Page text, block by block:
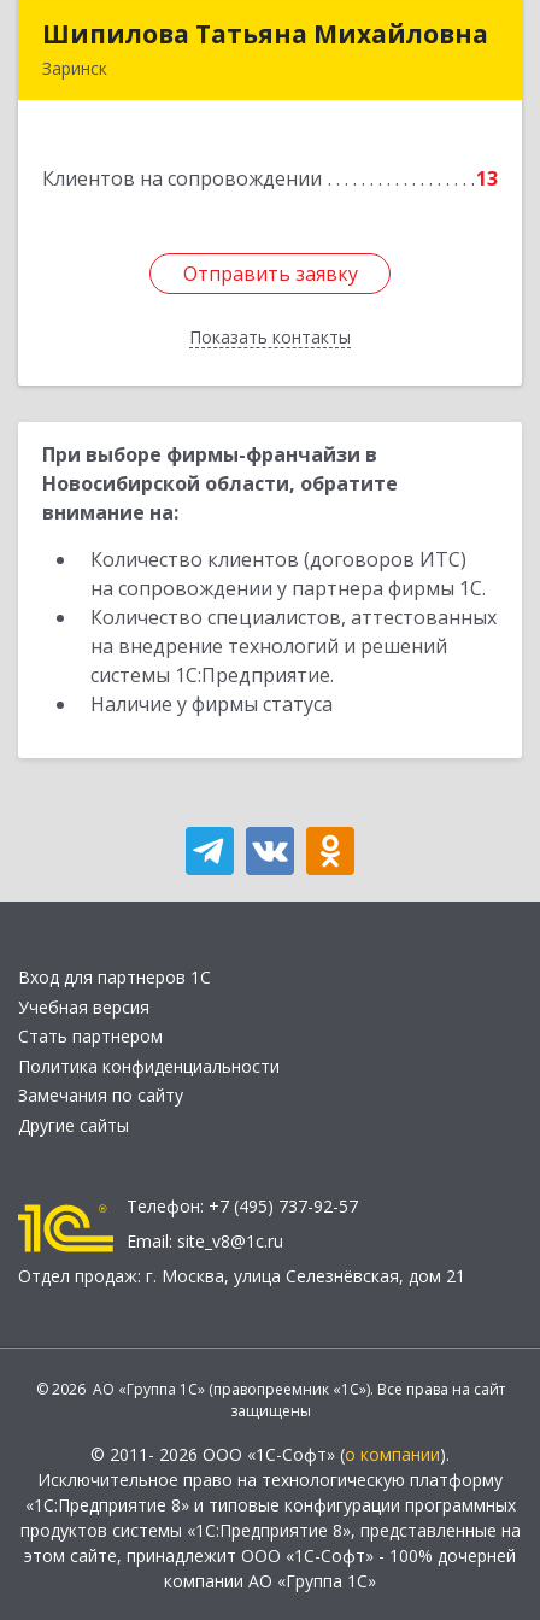
Шипилова Татьяна Михайловна
Заринск
Клиентов на сопровождении 13
Отправить заявку
Показать контакты
Шипилова Татьяна Михайловна
Отправить заявку
Назад
При выборе фирмы-франчайзи в
Новосибирской области, обратите
внимание на:
Количество клиентов (договоров ИТС)
на сопровождении у партнера фирмы 1С.
Количество специалистов, аттестованных
на внедрение технологий и решений
системы 1С:Предприятие.
Наличие у фирмы статуса
Вход для партнеров 1С
Учебная версия
Стать партнером
Политика конфиденциальности
Замечания по сайту
Другие сайты
Телефон: +7 (495) 737-92-57
Email: site_v8@1c.ru
Отдел продаж: г. Москва, улица Селезнёвская, дом 21
© 2026 АО «Группа 1С» (правопреемник «1С»). Все права на сайт
защищены
© 2011- 2026 ООО «1С-Софт» (о компании).
Исключительное право на технологическую платформу
«1С:Предприятие 8» и типовые конфигурации программных
продуктов системы «1С:Предприятие 8», представленные на
этом сайте, принадлежит ООО «1С-Софт» - 100% дочерней
компании АО «Группа 1С»